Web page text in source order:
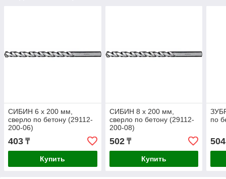
СИБИН 6 x 200 мм,
сверло по бетону (29112-
200-06)
403 ₸
Купить
СИБИН 8 x 200 мм,
сверло по бетону (29112-
200-08)
502₸
Купить
по
504